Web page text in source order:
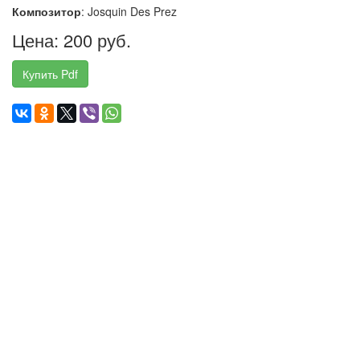
Композитор: Josquin Des Prez
Цена: 200 руб.
Купить Pdf